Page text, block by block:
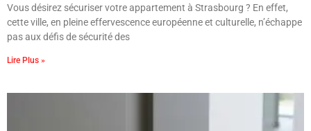
Vous désirez sécuriser votre appartement à Strasbourg ? En effet,
cette ville, en pleine effervescence européenne et culturelle, n’échappe
pas aux défis de sécurité des
Lire Plus »